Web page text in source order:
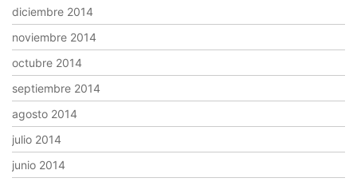
diciembre 2014
noviembre 2014
octubre 2014
septiembre 2014
agosto 2014
julio 2014
junio 2014